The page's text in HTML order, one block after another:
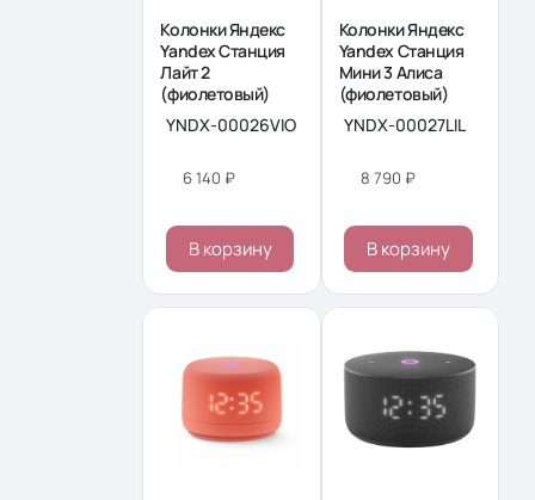
Колонки Яндекс
Yandex Станция
Лайт 2
(фиолетовый)
YNDX-00026VIO
6 140 ₽
В корзину
Колонки Яндекс
Yandex Станция
Мини 3 Алиса
(фиолетовый)
YNDX-00027LIL
8 790 ₽
В корзину